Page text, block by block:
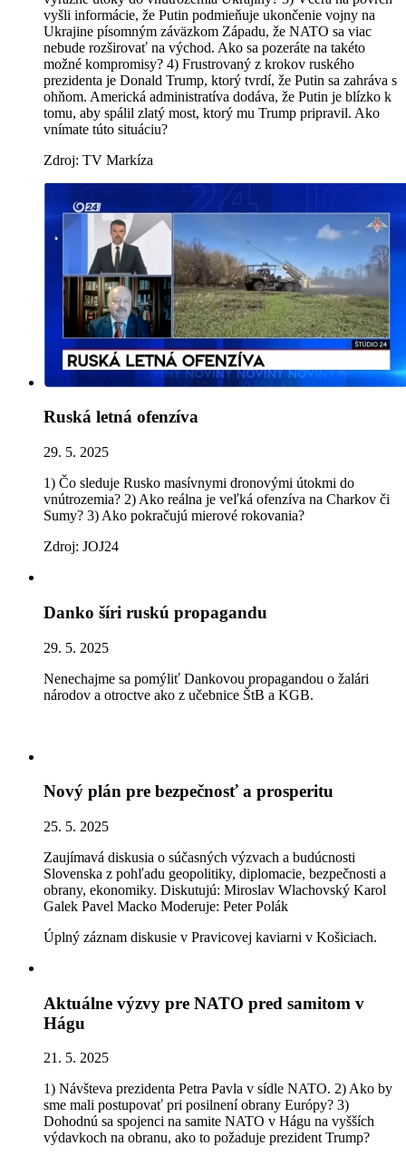
vyšli informácie, že Putin podmieňuje ukončenie vojny na
Ukrajine písomným záväzkom Západu, že NATO sa viac
nebude rozširovať na východ. Ako sa pozeráte na takéto
možné kompromisy? 4) Frustrovaný z krokov ruského
prezidenta je Donald Trump, ktorý tvrdí, že Putin sa zahráva s
ohňom. Americká administratíva dodáva, že Putin je blízko k
tomu, aby spálil zlatý most, ktorý mu Trump pripravil. Ako
vnímate túto situáciu?
Zdroj: TV Markíza
Ruská letná ofenzíva
29. 5. 2025
1) Čo sleduje Rusko masívnymi dronovými útokmi do
vnútrozemia? 2) Ako reálna je veľká ofenzíva na Charkov či
Sumy? 3) Ako pokračujú mierové rokovania?
Zdroj: JOJ24
Danko šíri ruskú propagandu
29. 5. 2025
Nenechajme sa pomýliť Dankovou propagandou o žalári
národov a otroctve ako z učebnice ŠtB a KGB.
Nový plán pre bezpečnosť a prosperitu
25. 5. 2025
Zaujímavá diskusia o súčasných výzvach a budúcnosti
Slovenska z pohľadu geopolitiky, diplomacie, bezpečnosti a
obrany, ekonomiky. Diskutujú: Miroslav Wlachovský Karol
Galek Pavel Macko Moderuje: Peter Polák
Úplný záznam diskusie v Pravicovej kaviarni v Košiciach.
Aktuálne výzvy pre NATO pred samitom v
Hágu
21. 5. 2025
1) Návšteva prezidenta Petra Pavla v sídle NATO. 2) Ako by
sme mali postupovať pri posilnení obrany Európy? 3)
Dohodnú sa spojenci na samite NATO v Hágu na vyšších
výdavkoch na obranu, ako to požaduje prezident Trump?